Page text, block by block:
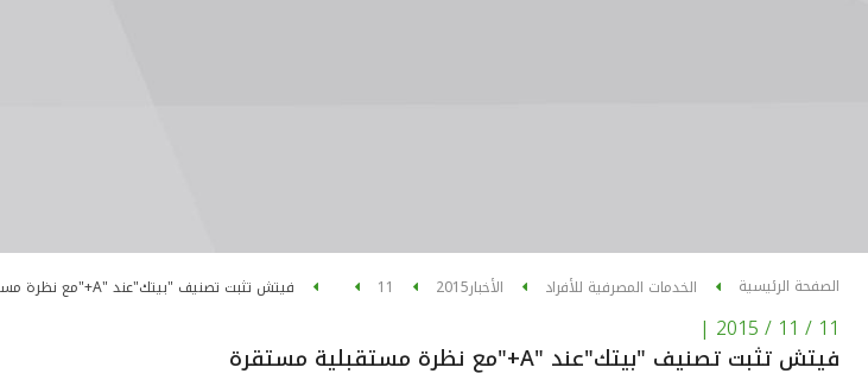
الصفحة الرئيسية الخدمات المصرفية للأفراد الأخبار2015
11 فيتش تثبت تصنيف "بيتك"عند "A+"مع نظرة مستقبلية مستقرة
11 / 11 / 2015
|
فيتش تثبت تصنيف "بيتك"عند "A+"مع نظرة مستقبلية مستقرة